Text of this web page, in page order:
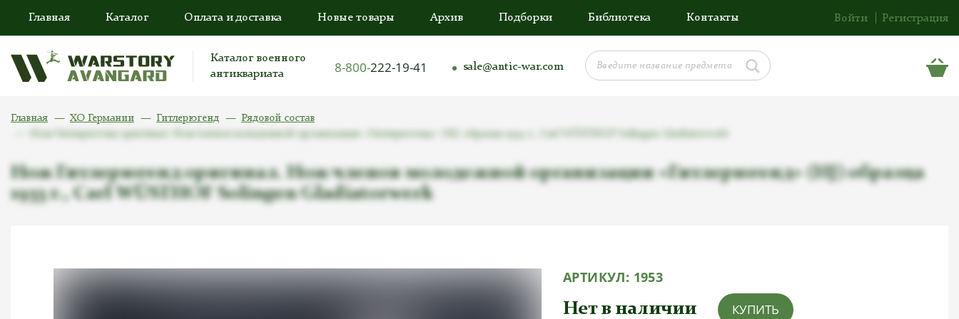
Главная Каталог Оплата и доставка Новые товары Архив Подборки Библиотека Контакты Войти Регистрация
Каталог военного
антиквариата
8-800-222-19-41 sale@antic-war.com
Главная ХО Германии Гитлерюгенд
Рядовой состав
Нож Гитлерюгенд оригинал. Нож членов молодежной организации «Гитлерюгенд» (HJ) образца
1933 г., Carl WÜSTHOF Solingen Gladiatorwerk
АРТИКУЛ: 1953
Нет в наличии КУПИТЬ